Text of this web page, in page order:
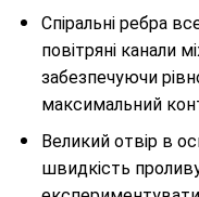
Спіральні ребра
повітряні канали
забезпечуючи
максимальний
Великий отвір в
швидкість